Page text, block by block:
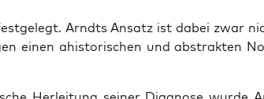
Arndts Ansatz ist dabei zwar
einen ahis­torischen und abstrak­ten